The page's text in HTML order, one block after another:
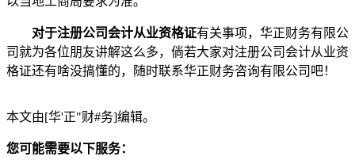
对于注册公司会计从业资格证有关事项，华正财务有限公
司就为各位朋友讲解这么多，倘若大家对注册公司会计从业资
格证还有啥没搞懂的，随时联系华正财务咨询有限公司吧！
本文由[华'正"财#务]编辑。
您可能需要以下服务：